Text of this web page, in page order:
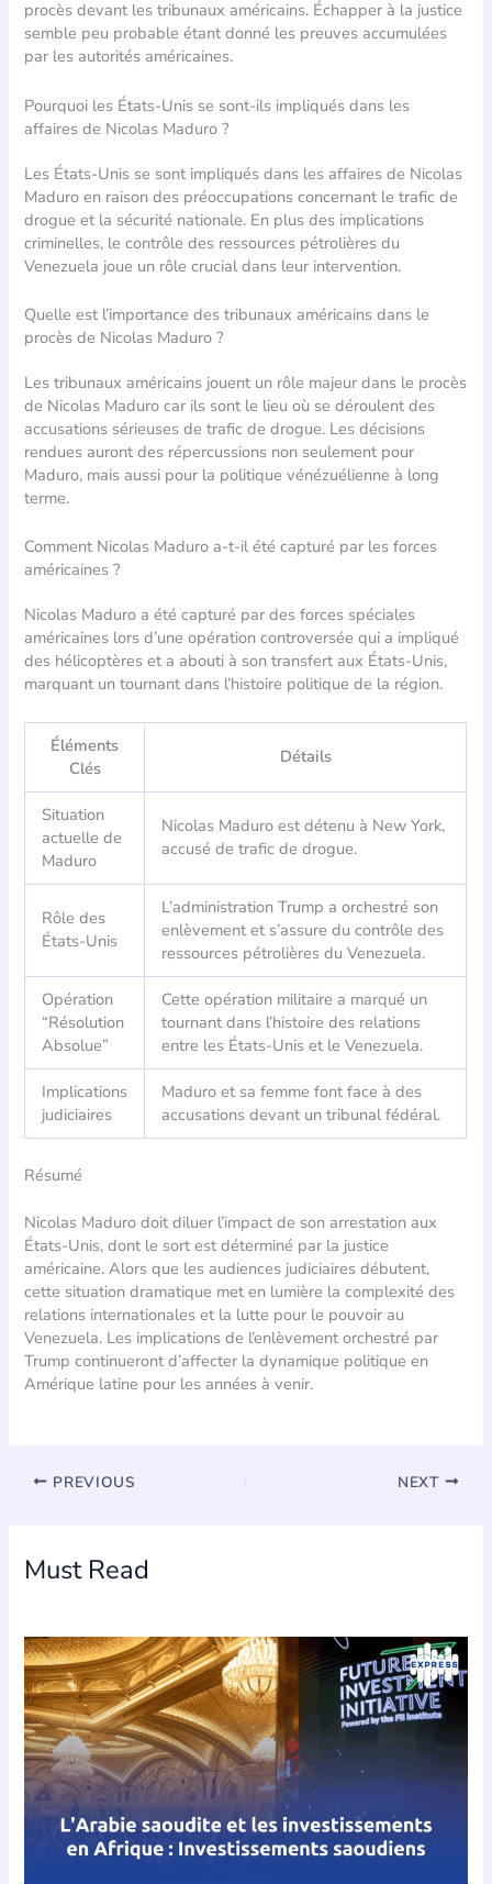
procès devant les tribunaux américains. Échapper à la justice
semble peu probable étant donné les preuves accumulées
par les autorités américaines.
Pourquoi les États-Unis se sont-ils impliqués dans les
affaires de Nicolas Maduro ?
Les États-Unis se sont impliqués dans les affaires de Nicolas
Maduro en raison des préoccupations concernant le trafic de
drogue et la sécurité nationale. En plus des implications
criminelles, le contrôle des ressources pétrolières du
Venezuela joue un rôle crucial dans leur intervention.
Quelle est l’importance des tribunaux américains dans le
procès de Nicolas Maduro ?
Les tribunaux américains jouent un rôle majeur dans le procès
de Nicolas Maduro car ils sont le lieu où se déroulent des
accusations sérieuses de trafic de drogue. Les décisions
rendues auront des répercussions non seulement pour
Maduro, mais aussi pour la politique vénézuélienne à long
terme.
Comment Nicolas Maduro a-t-il été capturé par les forces
américaines ?
Nicolas Maduro a été capturé par des forces spéciales
américaines lors d’une opération controversée qui a impliqué
des hélicoptères et a abouti à son transfert aux États-Unis,
marquant un tournant dans l’histoire politique de la région.
Éléments
Clés
Détails
Situation
actuelle de
Maduro
Nicolas Maduro est détenu à New York,
accusé de trafic de drogue.
Rôle des
États-Unis
L’administration Trump a orchestré son
enlèvement et s’assure du contrôle des
ressources pétrolières du Venezuela.
Opération
“Résolution
Absolue”
Cette opération militaire a marqué un
tournant dans l’histoire des relations
entre les États-Unis et le Venezuela.
Implications
judiciaires
Maduro et sa femme font face à des
accusations devant un tribunal fédéral.
Résumé
Nicolas Maduro doit diluer l’impact de son arrestation aux
États-Unis, dont le sort est déterminé par la justice
américaine. Alors que les audiences judiciaires débutent,
cette situation dramatique met en lumière la complexité des
relations internationales et la lutte pour le pouvoir au
Venezuela. Les implications de l’enlèvement orchestré par
Trump continueront d’affecter la dynamique politique en
Amérique latine pour les années à venir.
PREVIOUS NEXT
Must Read